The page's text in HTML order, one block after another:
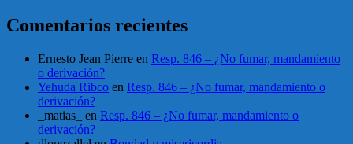
Comentarios recientes
Ernesto Jean Pierre en Resp. 846 – ¿No fumar, mandamiento
o derivación?
Yehuda Ribco en Resp. 846 – ¿No fumar, mandamiento o
derivación?
_matias_
en Resp. 846 – ¿No fumar, mandamiento o
derivación?